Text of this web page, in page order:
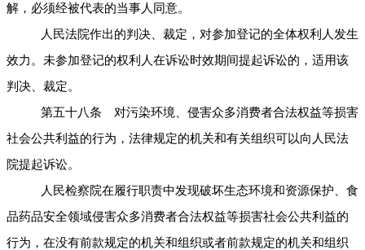
解，必须经被代表的当事人同意。
人民法院作出的判决、裁定，对参加登记的全体权利人发生
效力。未参加登记的权利人在诉讼时效期间提起诉讼的，适用该
判决、裁定。
第五十八条 对污染环境、侵害众多消费者合法权益等损害
社会公共利益的行为，法律规定的机关和有关组织可以向人民法
院提起诉讼。
人民检察院在履行职责中发现破坏生态环境和资源保护、食
品药品安全领域侵害众多消费者合法权益等损害社会公共利益的
行为，在没有前款规定的机关和组织或者前款规定的机关和组织